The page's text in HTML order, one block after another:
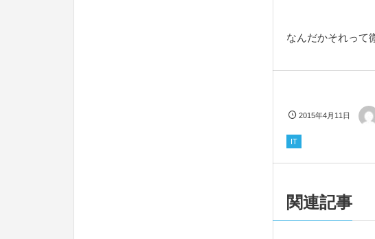
なんだかそれって
2015年4月11日
IT
関連記事